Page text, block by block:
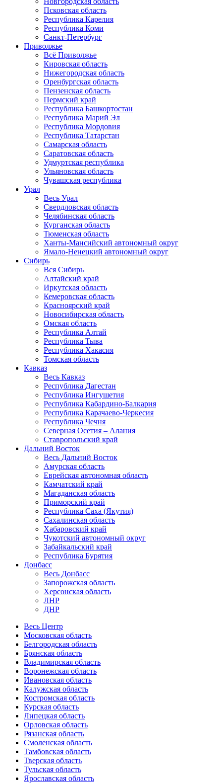
Псковская область
Республика Карелия
Республика Коми
Санкт-Петербург
Приволжье
Всё Приволжье
Кировская область
Нижегородская область
Оренбургская область
Пензенская область
Пермский край
Республика Башкортостан
Республика Марий Эл
Республика Мордовия
Республика Татарстан
Самарская область
Саратовская область
Удмуртская республика
Ульяновская область
Чувашская республика
Урал
Весь Урал
Свердловская область
Челябинская область
Курганская область
Тюменская область
Ханты-Мансийский автономный округ
Ямало-Ненецкий автономный округ
Сибирь
Вся Сибирь
Алтайский край
Иркутская область
Кемеровская область
Красноярский край
Новосибирская область
Омская область
Республика Алтай
Республика Тыва
Республика Хакасия
Томская область
Кавказ
Весь Кавказ
Республика Дагестан
Республика Ингушетия
Республика Кабардино-Балкария
Республика Карачаево-Черкесия
Республика Чечня
Северная Осетия – Алания
Ставропольский край
Дальний Восток
Весь Дальний Восток
Амурская область
Еврейская автономная область
Камчатский край
Магаданская область
Приморский край
Республика Саха (Якутия)
Сахалинская область
Хабаровский край
Чукотский автономный округ
Забайкальский край
Республика Бурятия
Донбасс
Весь Донбасс
Запорожская область
Херсонская область
ЛНР
ДНР
Весь Центр
Московская область
Белгородская область
Брянская область
Владимирская область
Воронежская область
Ивановская область
Калужская область
Костромская область
Курская область
Липецкая область
Орловская область
Рязанская область
Смоленская область
Тамбовская область
Тверская область
Тульская область
Ярославская область